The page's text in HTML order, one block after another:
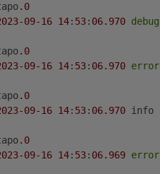
.0
-09-16 14: 53: 06.970 debug
.0
-09-16 14: 53: 06.970 error
.0
-09-16 14: 53: 06.970
.0
-09-16 14: 53: 06.969 error